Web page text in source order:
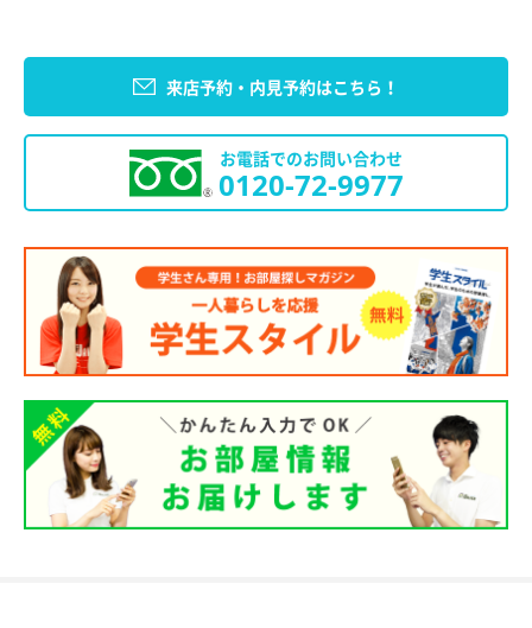
来店予約・内見予約はこちら！
お電話でのお問い合わせ
0120-72-9977